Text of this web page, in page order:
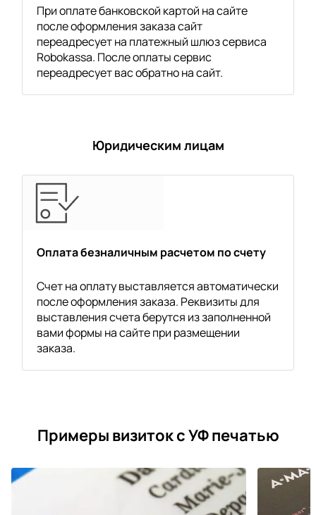
При оплате банковской картой на сайте
после оформления заказа сайт
переадресует на платежный шлюз сервиса
Robokassa. После оплаты сервис
переадресует вас обратно на сайт.
Юридическим лицам
Оплата безналичным расчетом по счету
Счет на оплату выставляется автоматически
после оформления заказа. Реквизиты для
выставления счета берутся из заполненной
вами формы на сайте при размещении
заказа.
Примеры визиток с УФ печатью